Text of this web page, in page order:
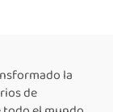
tipo familia
la
de